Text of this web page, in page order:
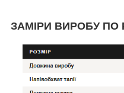
ЗАМІРИ ВИРОБУ ПО